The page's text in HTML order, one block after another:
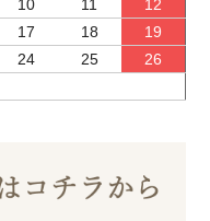
10 11
12
17 18
19
24 25
26